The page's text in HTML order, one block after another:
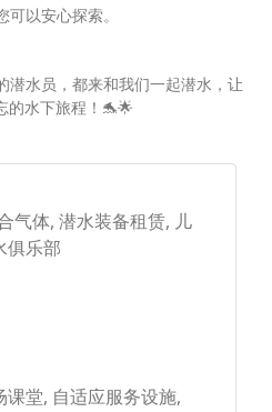
以安心探索。
潜水员，都来和我们一起潜水，让
的水下旅程！🐬🌟
气体, 潜水装备租赁, 儿
俱乐部
课堂, 自适应服务设施,